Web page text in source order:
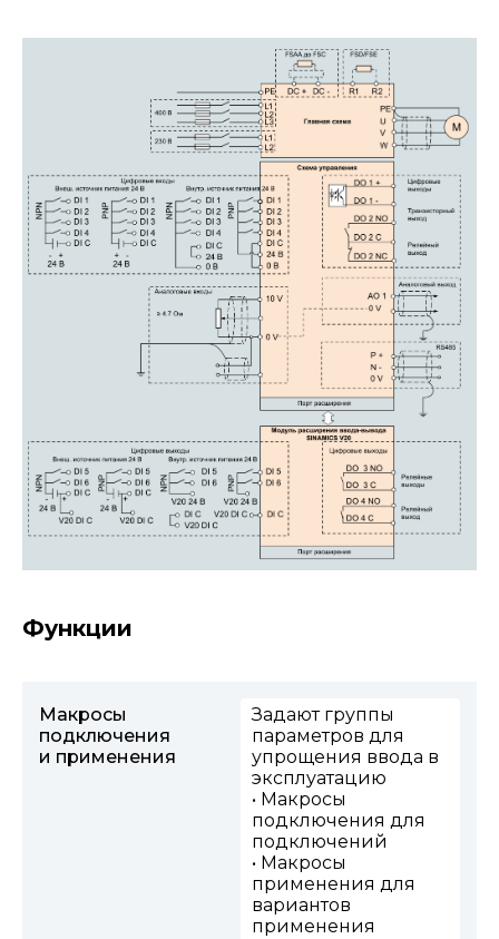
Функции
Макросы
подключения
и применения
Задают группы
параметров для
упрощения ввода в
эксплуатацию
• Макросы
подключения для
подключений
• Макросы
применения для
вариантов
применения